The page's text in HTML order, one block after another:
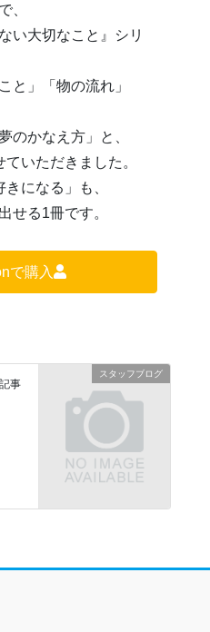
、
い大切なこと』シリ
と」「物の流れ」
のかなえ方」と、
いただきました。
になる」も、
せる1冊です。
で購入
スタッフブログ
事